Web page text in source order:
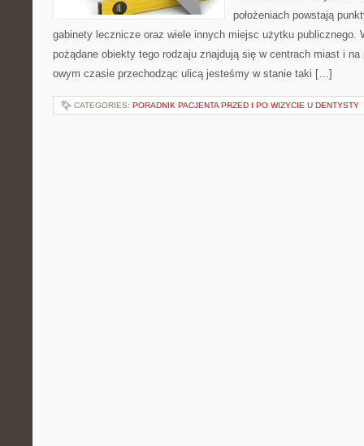
położeniach powstają
gabinety lecznicze oraz wiele innych miejsc użytku publicznego.
pożądane obiekty tego rodzaju znajdują się w centrach miast i na
owym czasie przechodząc ulicą jesteśmy w stanie taki […]
CATEGORIES: PORADNIK PACJENTA PRZED I PO WIZYCIE U DENTYSTY